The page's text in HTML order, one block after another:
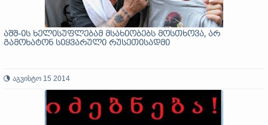
აშშ-ის ხელისუფლებამ მსახიობებს მოსთხოვა, არ
გამოხატონ სიყვარული რუსეთისადმი
აგვისტო 15 2014